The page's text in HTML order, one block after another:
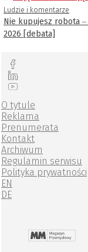
Ludzie i komentarze
Nie kupujesz robota ‒
2026 [debata]
O tytule
Reklama
Prenumerata
Kontakt
Archiwum
Regulamin serwisu
Polityka prywatności
EN
DE